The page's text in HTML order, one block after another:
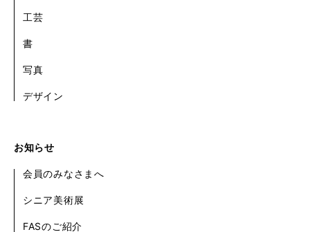
工芸
書
写真
デザイン
お知らせ
会員のみなさまへ
シニア美術展
FASのご紹介